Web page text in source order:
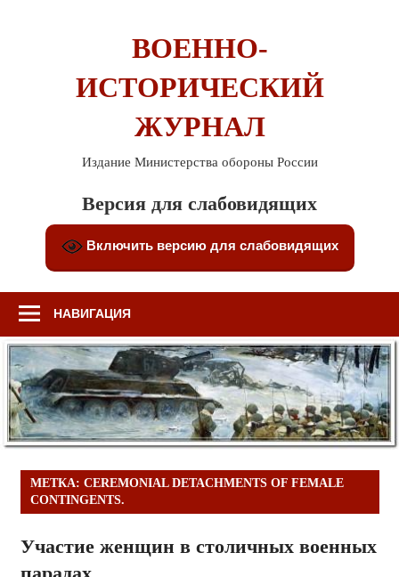
ВОЕННО-
ИСТОРИЧЕСКИЙ
ЖУРНАЛ
Издание Министерства обороны России
Версия для слабовидящих
Включить версию для слабовидящих
НАВИГАЦИЯ
МЕТКА: CEREMONIAL DETACHMENTS OF FEMALE
CONTINGENTS.
Участие женщин в столичных военных